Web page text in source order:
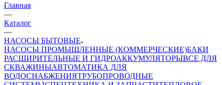
Главная
—
Каталог
—
НАСОСЫ БЫТОВЫЕ
НАСОСЫ ПРОМЫШЛЕННЫЕ (КОММЕРЧЕСКИЕ)БАКИ
РАСШИРИТЕЛЬНЫЕ И ГИДРОАККУМУЛЯТОРЫВСЕ ДЛЯ
СКВАЖИНЫАВТОМАТИКА ДЛЯ
ВОДОСНАБЖЕНИЯТРУБОПРОВОДНЫЕ